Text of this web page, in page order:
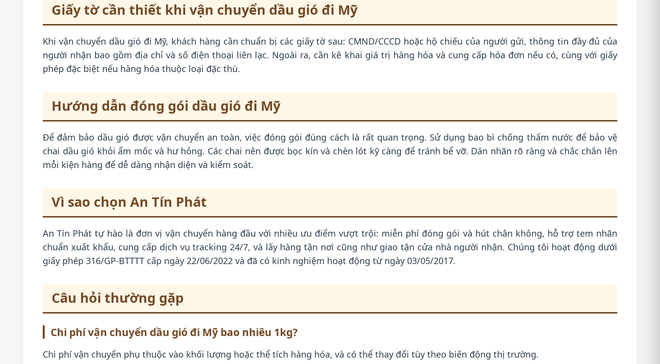
Giấy tờ cần thiết khi vận chuyển dầu gió đi Mỹ
Khi vận chuyển dầu gió đi Mỹ, khách hàng cần chuẩn bị các giấy tờ sau: CMND/CCCD hoặc hộ chiếu của người gửi, thông tin đầy đủ của
người nhận bao gồm địa chỉ và số điện thoại liên lạc. Ngoài ra, cần kê khai giá trị hàng hóa và cung cấp hóa đơn nếu có, cùng với giấy
phép đặc biệt nếu hàng hóa thuộc loại đặc thù.
Hướng dẫn đóng gói dầu gió đi Mỹ
Để đảm bảo dầu gió được vận chuyển an toàn, việc đóng gói đúng cách là rất quan trọng. Sử dụng bao bì chống thấm nước để bảo vệ
chai dầu gió khỏi ẩm mốc và hư hỏng. Các chai nên được bọc kín và chèn lót kỹ càng để tránh bể vỡ. Dán nhãn rõ ràng và chắc chắn lên
mỗi kiện hàng để dễ dàng nhận diện và kiểm soát.
Vì sao chọn An Tín Phát
An Tín Phát tự hào là đơn vị vận chuyển hàng đầu với nhiều ưu điểm vượt trội: miễn phí đóng gói và hút chân không, hỗ trợ tem nhãn
chuẩn xuất khẩu, cung cấp dịch vụ tracking 24/7, và lấy hàng tận nơi cũng như giao tận cửa nhà người nhận. Chúng tôi hoạt động dưới
giấy phép 316/GP-BTTTT cấp ngày 22/06/2022 và đã có kinh nghiệm hoạt động từ ngày 03/05/2017.
Câu hỏi thường gặp
Chi phí vận chuyển dầu gió đi Mỹ bao nhiêu 1kg?
Chi phí vận chuyển phụ thuộc vào khối lượng hoặc thể tích hàng hóa, và có thể thay đổi tùy theo biến động thị trường.